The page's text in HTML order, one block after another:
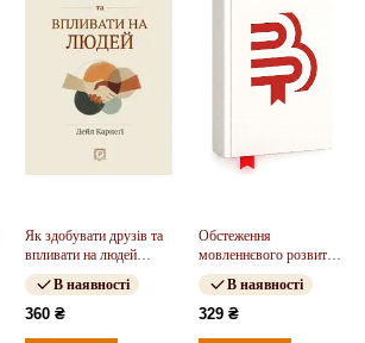
Як здобувати друзів та
впливати на людей
(тверда обкладинка)
В наявності
360 ₴
Обстеження
мовленнєвого розвитку
дітей з аутизмом і
тяжкими порушеннями
мовлення
В наявності
329 ₴